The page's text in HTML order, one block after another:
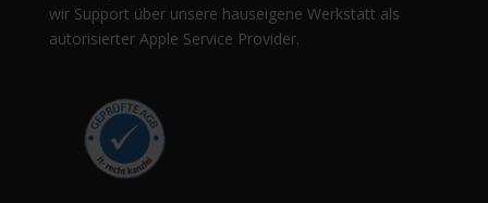
wir Support über unsere hauseigene Werkstatt als
autorisierter Apple Service Provider.